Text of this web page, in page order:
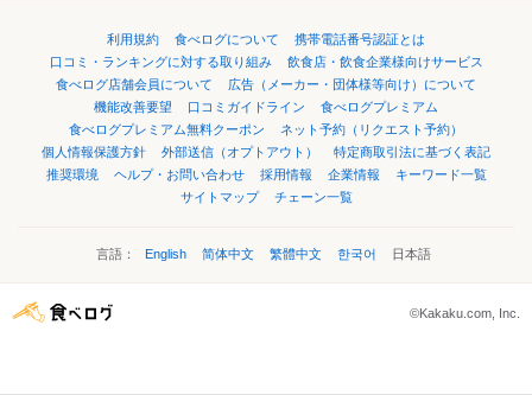
利用規約 食べログについて
携帯電話番号認証とは
口コミ・ランキングに対する取り組み
飲食店・飲食企業様向けサービス
食べログ店舗会員について
広告（メーカー・団体様等向け）について
機能改善要望
口コミガイドライン
食べログプレミアム
食べログプレミアム無料クーポン
ネット予約（リクエスト予約）
個人情報保護方針
外部送信（オプトアウト）
特定商取引法に基づく表記
推奨環境
ヘルプ・お問い合わせ 採用情報 企業情報
キーワード一覧
サイトマップ
チェーン一覧
言語： English 简体中文 繁體中文 한국어 日本語
©Kakaku.com, Inc.